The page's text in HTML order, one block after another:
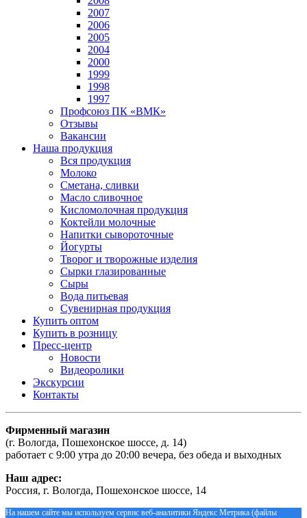
2007
2006
2005
2004
2000
1999
1998
1997
Профсоюз ПК «ВМК»
Отзывы
Вакансии
Наша продукция
Вся продукция
Молоко
Сметана, сливки
Масло сливочное
Кисломолочная продукция
Коктейли молочные
Напитки сывороточные
Йогурты
Творог и творожные изделия
Сырки глазированные
Сыры
Вода питьевая
Сувенирная продукция
Купить оптом
Купить в розницу
Пресс-центр
Новости
Видеоролики
Экскурсии
Контакты
Фирменный магазин
(г. Вологда, Пошехонское шоссе, д. 14)
работает с 9:00 утра до 20:00 вечера, без обеда и выходных
Наш адрес:
Россия, г. Вологда, Пошехонское шоссе, 14
На нашем сайте мы используем сервис веб-аналитики Яндекс Метрика (файлы